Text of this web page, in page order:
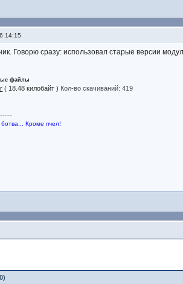
14:15
Говорю сразу: использовал старые версии
файлы
( 18.48 килобайт ) Кол-во скачиваний: 419
Кроме пчел!